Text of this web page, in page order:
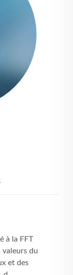
à la FFT
valeurs du
et des